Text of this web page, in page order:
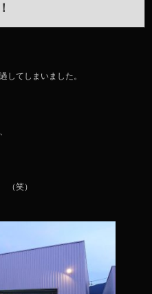
してしまいました。
（笑）